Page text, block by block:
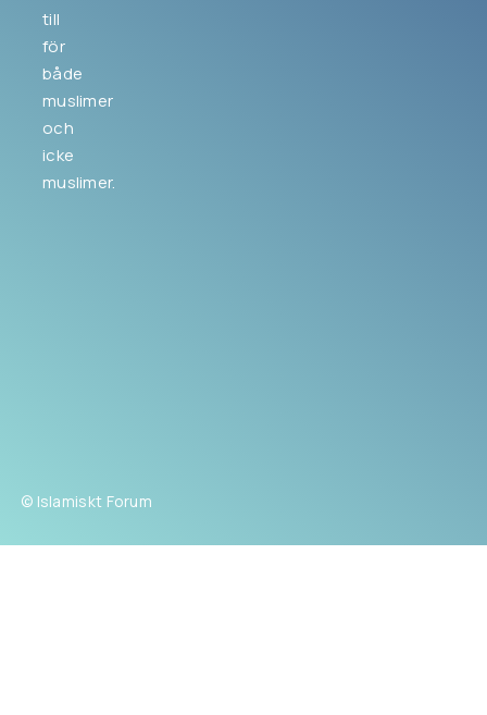
till
för
både
muslimer
och
icke
muslimer.
© Islamiskt Forum